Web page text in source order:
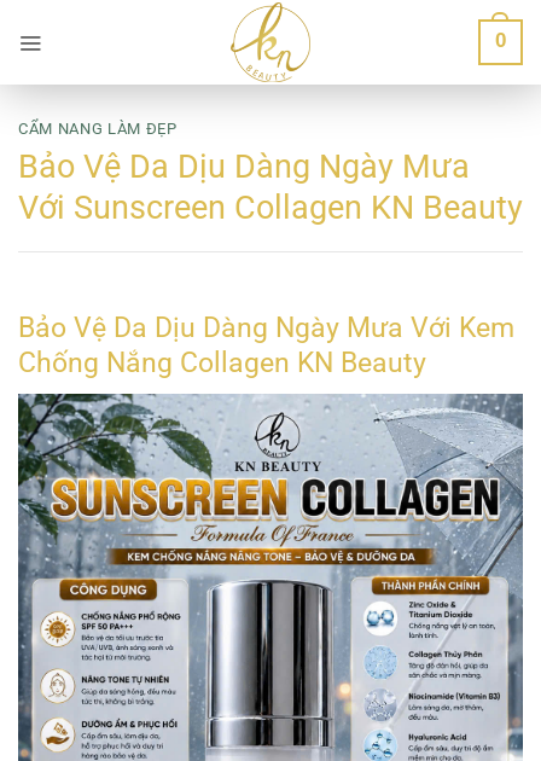
qua
nội
dung
0
CẨM NANG LÀM ĐẸP
Bảo Vệ Da Dịu Dàng Ngày Mưa
Với Sunscreen Collagen KN Beauty
Bảo Vệ Da Dịu Dàng Ngày Mưa Với Kem
Chống Nắng Collagen KN Beauty